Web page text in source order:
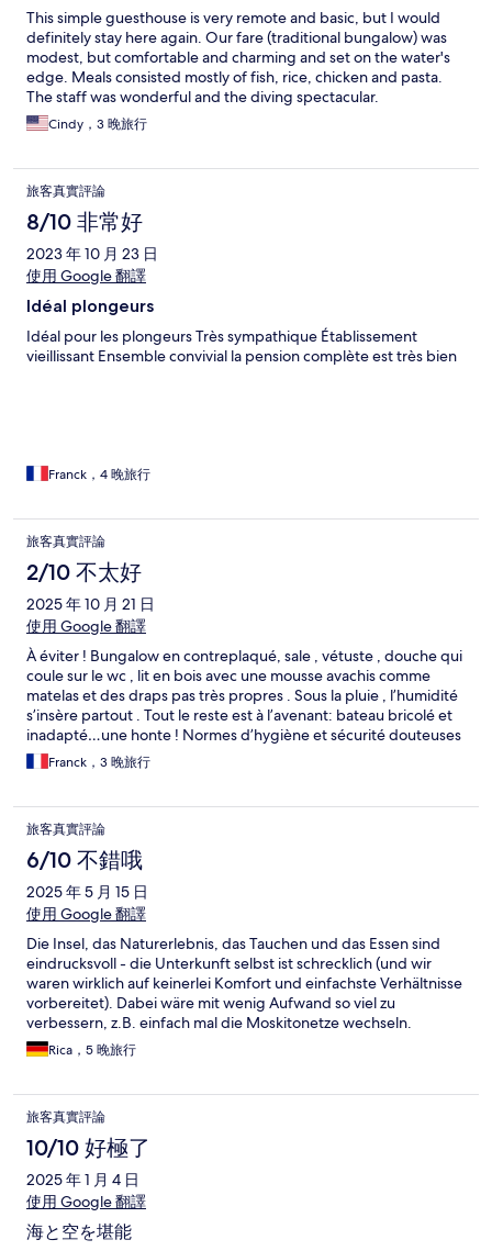
This simple guesthouse is very remote and basic, but I would
definitely stay here again. Our fare (traditional bungalow) was
modest, but comfortable and charming and set on the water's
edge. Meals consisted mostly of fish, rice, chicken and pasta.
The staff was wonderful and the diving spectacular.
Cindy，3 晚旅行
旅客真實評論
8/10 非常好
2023 年 10 月 23 日
使用 Google 翻譯
Idéal plongeurs
Idéal pour les plongeurs Très sympathique Établissement
vieillissant Ensemble convivial la pension complète est très bien
Franck，4 晚旅行
旅客真實評論
2/10 不太好
2025 年 10 月 21 日
使用 Google 翻譯
À éviter ! Bungalow en contreplaqué, sale , vétuste , douche qui
coule sur le wc , lit en bois avec une mousse avachis comme
matelas et des draps pas très propres . Sous la pluie , l’humidité
s’insère partout . Tout le reste est à l’avenant: bateau bricolé et
inadapté…une honte ! Normes d’hygiène et sécurité douteuses
! Dommage, le site est sublime .
Franck，3 晚旅行
旅客真實評論
6/10 不錯哦
2025 年 5 月 15 日
使用 Google 翻譯
Die Insel, das Naturerlebnis, das Tauchen und das Essen sind
eindrucksvoll - die Unterkunft selbst ist schrecklich (und wir
waren wirklich auf keinerlei Komfort und einfachste Verhältnisse
vorbereitet). Dabei wäre mit wenig Aufwand so viel zu
verbessern, z.B. einfach mal die Moskitonetze wechseln.
Rica，5 晚旅行
旅客真實評論
10/10 好極了
2025 年 1 月 4 日
使用 Google 翻譯
海と空を堪能